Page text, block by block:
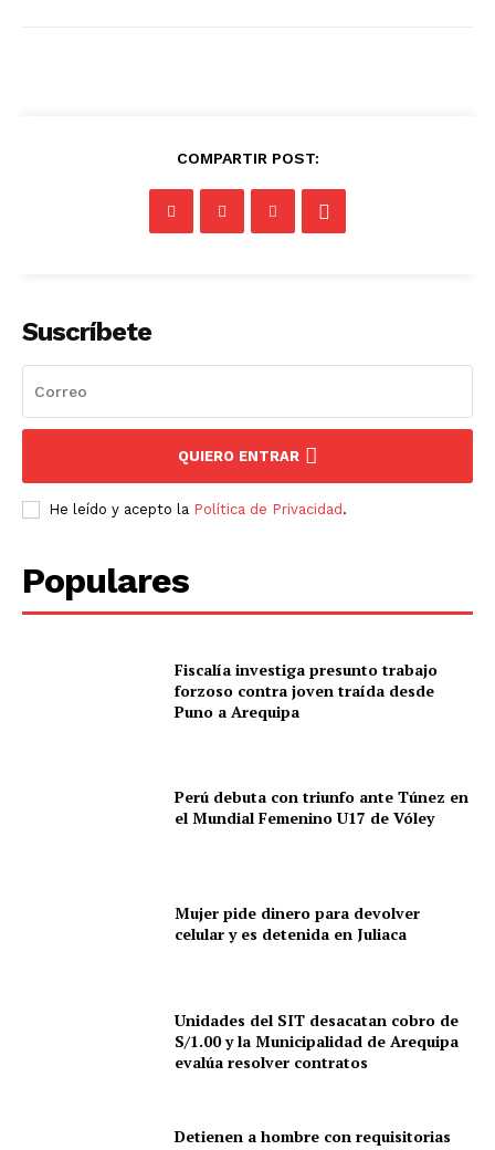
COMPARTIR POST:
Suscríbete
QUIERO ENTRAR
He leído y acepto la Política de Privacidad .
Populares
Fiscalía investiga presunto trabajo
forzoso contra joven traída desde
Puno a Arequipa
Perú debuta con triunfo ante Túnez en
el Mundial Femenino U17 de Vóley
Mujer pide dinero para devolver
celular y es detenida en Juliaca
Unidades del SIT desacatan cobro de
S/1.00 y la Municipalidad de Arequipa
evalúa resolver contratos
Detienen a hombre con requisitorias